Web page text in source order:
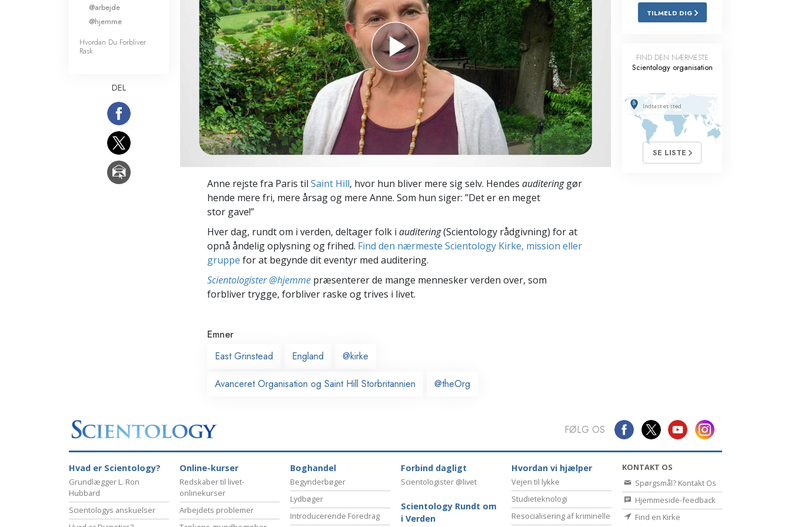
Kærlighed og had –
Hvad er storhed?
Scientology Kirkens Frivillige
Hjælpere
Løsninger til stoffer
Børn
Redskaber til arbejdspladsen
Etik og tilstandene
Årsagen til undertrykkelse
Undersøgelser
Organiseringens grundlag
Anne rejste fra Paris til Saint Hill, hvor hun bliver mere sig selv. Hendes auditeringgør
hende mere fri, mere årsag og mere Anne. Som hun siger: ”Det er en meget
stor gave!”
Hver dag, rundt om i verden, deltager folk i auditering(Scientology rådgivning) for at
opnå åndelig oplysning og frihed. Find den nærmeste Scientology Kirke, mission eller
gruppe for at begynde dit eventyr med auditering.
Scientologister @hjemme præsenterer de mange mennesker verden over, som
forbliver trygge, forbliver raske og trives i livet.
Emner
East Grinstead
England @kirke
Avanceret Organisation og Saint Hill Storbritannien @theOrg
@arbejde
@hjemme
Hvordan Du Forbliver
Rask
DEL
TILMELD DIG
FIND DEN NÆRMESTE
Scientology organisation
SE LISTE
FØLG OS
Hvad er Scientology?
Grundlægger L. Ron
Hubbard
Scientologys anskuelser
Online-kurser
Redskaber til livet-
onlinekurser
Arbejdets problemer
Boghandel
Begynderbøger
Lydbøger
Introducerende Foredrag
Forbind dagligt
Scientologister @livet
Scientology Rundt om
i Verden
Hvordan vi hjælper
Vejen til lykke
Studieteknologi
Resocialisering af kriminelle
KONTAKT OS
Spørgsmål? Kontakt Os
Hjemmeside-feedback
Find en Kirke